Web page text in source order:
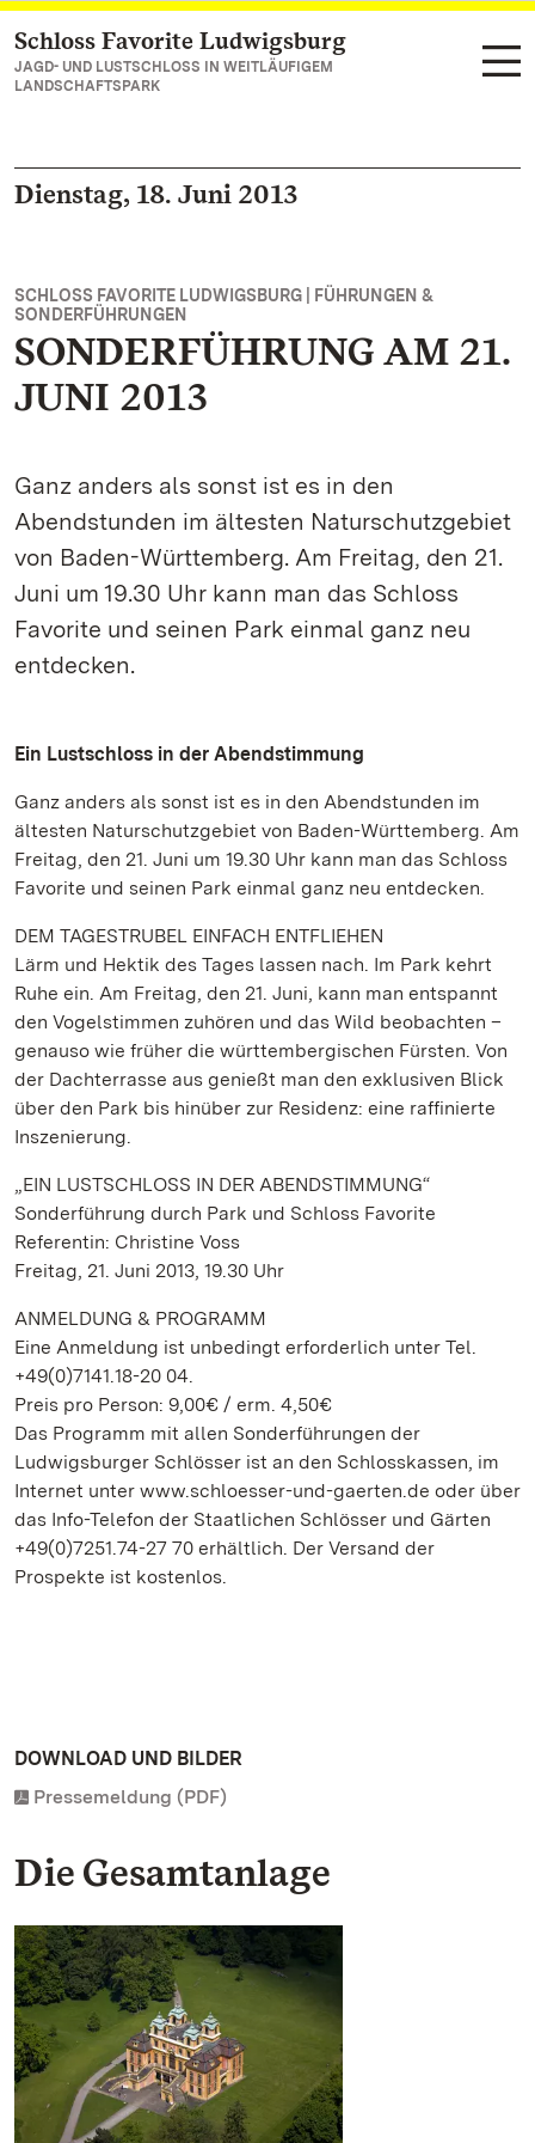
Zum Hauptinhalt springen
Schloss Favorite Ludwigsburg
JAGD- UND LUSTSCHLOSS IN WEITLÄUFIGEM
LANDSCHAFTSPARK
Dienstag, 18. Juni 2013
SCHLOSS FAVORITE LUDWIGSBURG | FÜHRUNGEN &
SONDERFÜHRUNGEN
SONDERFÜHRUNG AM 21.
JUNI 2013
Ganz anders als sonst ist es in den
Abendstunden im ältesten Naturschutzgebiet
von Baden-Württemberg. Am Freitag, den 21.
Juni um 19.30 Uhr kann man das Schloss
Favorite und seinen Park einmal ganz neu
entdecken.
Ein Lustschloss in der Abendstimmung
Ganz anders als sonst ist es in den Abendstunden im
ältesten Naturschutzgebiet von Baden-Württemberg. Am
Freitag, den 21. Juni um 19.30 Uhr kann man das Schloss
Favorite und seinen Park einmal ganz neu entdecken.
DEM TAGESTRUBEL EINFACH ENTFLIEHEN
Lärm und Hektik des Tages lassen nach. Im Park kehrt
Ruhe ein. Am Freitag, den 21. Juni, kann man entspannt
den Vogelstimmen zuhören und das Wild beobachten –
genauso wie früher die württembergischen Fürsten. Von
der Dachterrasse aus genießt man den exklusiven Blick
über den Park bis hinüber zur Residenz: eine raffinierte
Inszenierung.
„EIN LUSTSCHLOSS IN DER ABENDSTIMMUNG“
Sonderführung durch Park und Schloss Favorite
Referentin: Christine Voss
Freitag, 21. Juni 2013, 19.30 Uhr
ANMELDUNG & PROGRAMM
Eine Anmeldung ist unbedingt erforderlich unter Tel.
+49(0)7141.18-20 04.
Preis pro Person: 9,00€ / erm. 4,50€
Das Programm mit allen Sonderführungen der
Ludwigsburger Schlösser ist an den Schlosskassen, im
Internet unter www.schloesser-und-gaerten.de oder über
das Info-Telefon der Staatlichen Schlösser und Gärten
+49(0)7251.74-27 70 erhältlich. Der Versand der
Prospekte ist kostenlos.
DOWNLOAD UND BILDER
Pressemeldung (PDF)
Die Gesamtanlage